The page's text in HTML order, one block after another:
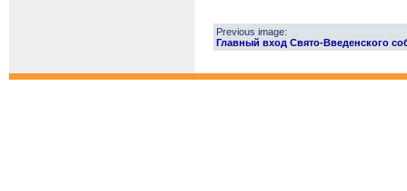
Previous image:
Главный вход Свято-Введенского